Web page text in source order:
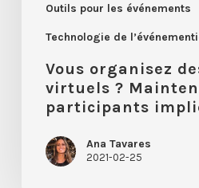
Outils pour les événements
Technologie de
Vous organisez
virtuels ?
participants
Ana Tavares
2021-02-25